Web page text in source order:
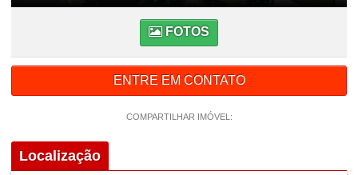
FOTOS
ENTRE EM CONTATO
COMPARTILHAR IMÓVEL:
Localização